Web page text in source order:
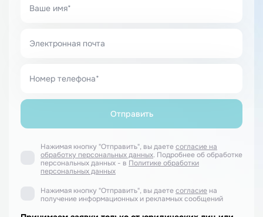
Нажимая кнопку "Отправить", вы даетесогласие на
обработку персональных данных. Подробнее об обработке
персональных данных - в Политике обработки
персональных данных
Нажимая кнопку "Отправить", вы даетесогласие на
получение информационных и рекламных сообщений